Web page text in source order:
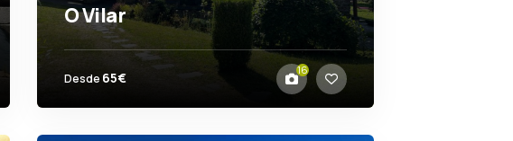
O Vilar
Ortigueira 15349 (A Coruña)
Desde 65€ 16